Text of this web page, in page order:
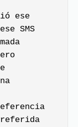
ese
SMS